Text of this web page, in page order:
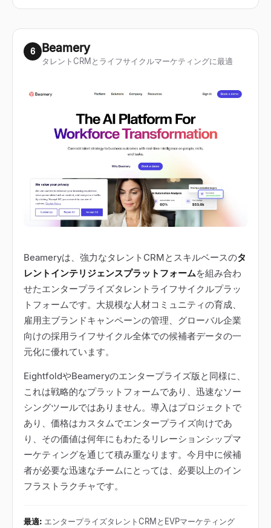
6 Beamery
タレントCRMとライフサイクルマーケティングに最適
Beameryは、強力なタレントCRMとスキルベースのタ
レントインテリジェンスプラットフォームを組み合わ
せたエンタープライズタレントライフサイクルプラッ
トフォームです。大規模な人材コミュニティの育成、
雇用主ブランドキャンペーンの管理、グローバル企業
向けの採用ライフサイクル全体での候補者データの一
元化に優れています。
EightfoldやBeameryのエンタープライズ版と同様に、
これは戦略的なプラットフォームであり、迅速なソー
シングツールではありません。導入はプロジェクトで
あり、価格はカスタムでエンタープライズ向けであ
り、その価値は何年にもわたるリレーションシップマ
ーケティングを通じて積み重なります。今月中に候補
者が必要な迅速なチームにとっては、必要以上のイン
フラストラクチャです。
最適: エンタープライズタレントCRMとEVPマーケティング